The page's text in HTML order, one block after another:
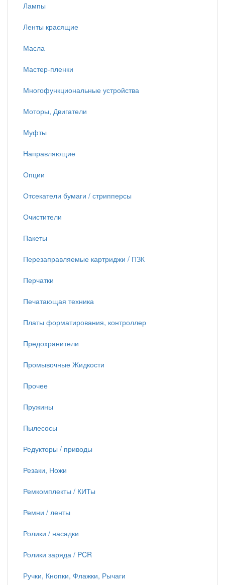
Лампы
Ленты красящие
Масла
Мастер-пленки
Многофункциональные устройства
Моторы, Двигатели
Муфты
Направляющие
Опции
Отсекатели бумаги / стрипперсы
Очистители
Пакеты
Перезаправляемые картриджи / ПЗК
Перчатки
Печатающая техника
Платы форматирования, контроллер
Предохранители
Промывочные Жидкости
Прочее
Пружины
Пылесосы
Редукторы / приводы
Резаки, Ножи
Ремкомплекты / КИТы
Ремни / ленты
Ролики / насадки
Ролики заряда / PCR
Ручки, Кнопки, Флажки, Рычаги